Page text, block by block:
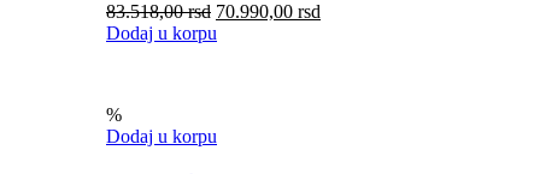
83.518,00rsd 70.990,00 rsd
Dodaj u korpu
%
Dodaj u korpu